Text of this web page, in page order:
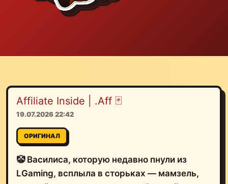
Affiliate Inside | .Aff 🃏
19.07.2026 22:42
ОРИГИНАЛ
🤡 Василиса, которую недавно пнули из
LGaming, всплыла в сторьках — мамзель,